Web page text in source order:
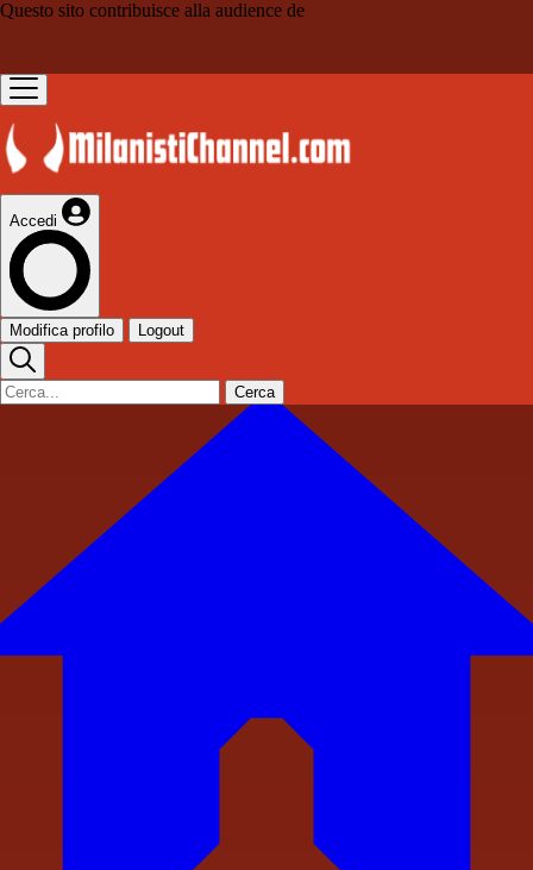
Questo sito contribuisce alla audience de
Accedi
Modifica profilo Logout
Cerca